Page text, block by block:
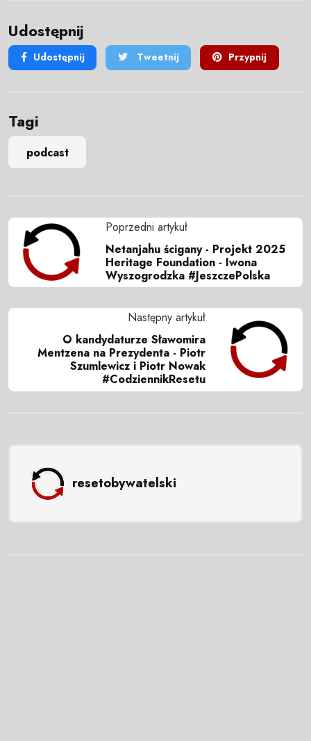
Udostępnij
Udostępnij Tweetnij Przypnij
Tagi
podcast
Poprzedni artykuł
Netanjahu ścigany - Projekt 2025
Heritage Foundation - Iwona
Wyszogrodzka #JeszczePolska
Następny artykuł
O kandydaturze Sławomira
Mentzena na Prezydenta - Piotr
Szumlewicz i Piotr Nowak
#CodziennikResetu
resetobywatelski